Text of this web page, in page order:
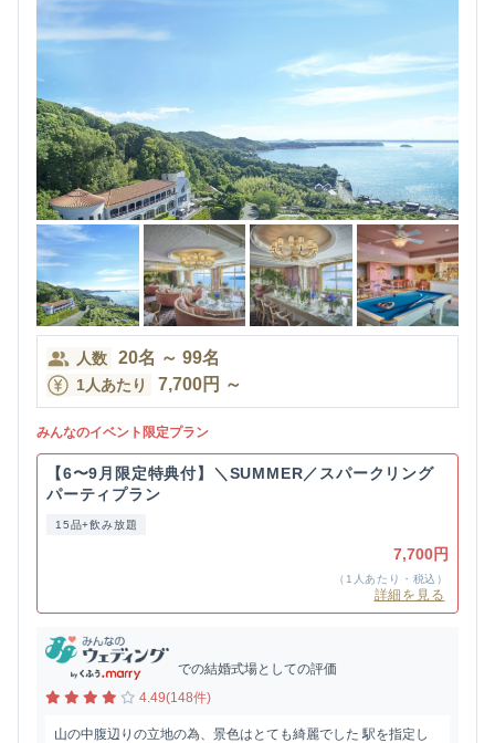
人数 20名 ～ 99名
1人あたり 7,700円 ～
みんなのイベント限定プラン
【6〜9月限定特典付】＼SUMMER／スパークリング
パーティプラン
15品+飲み放題
7,700円
（1人あたり・税込）
詳細を見る
での結婚式場としての評価
4.49(148件)
山の中腹辺りの立地の為、景色はとても綺麗でした 駅を指定し